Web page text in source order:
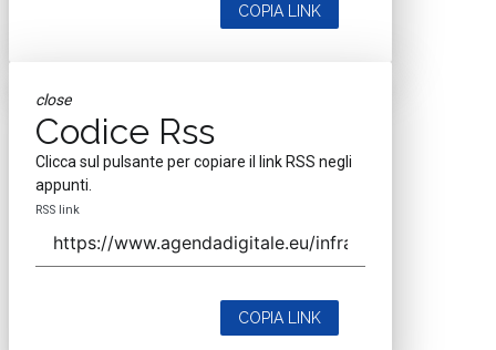
COPIA LINK
close
Codice Rss
Clicca sul pulsante per copiare il link RSS negli
appunti.
RSS link
COPIA LINK